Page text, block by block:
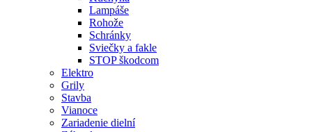
Lampáše
Rohože
Schránky
Sviečky a fakle
STOP škodcom
Elektro
Grily
Stavba
Vianoce
Zariadenie dielní